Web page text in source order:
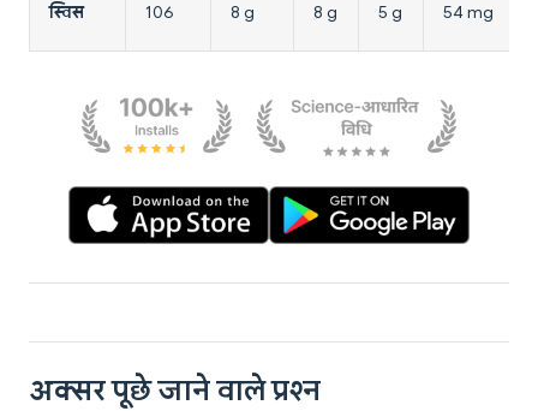
स्विस 106 8 g 8 g 5 g 54 mg
अक्सर पूछे जाने वाले प्रश्न